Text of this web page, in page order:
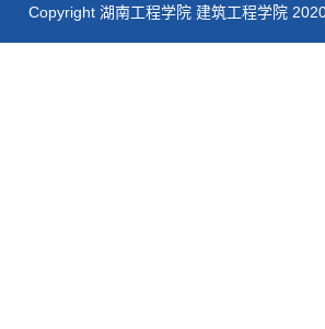
Copyright 湖南工程学院 建筑工程学院